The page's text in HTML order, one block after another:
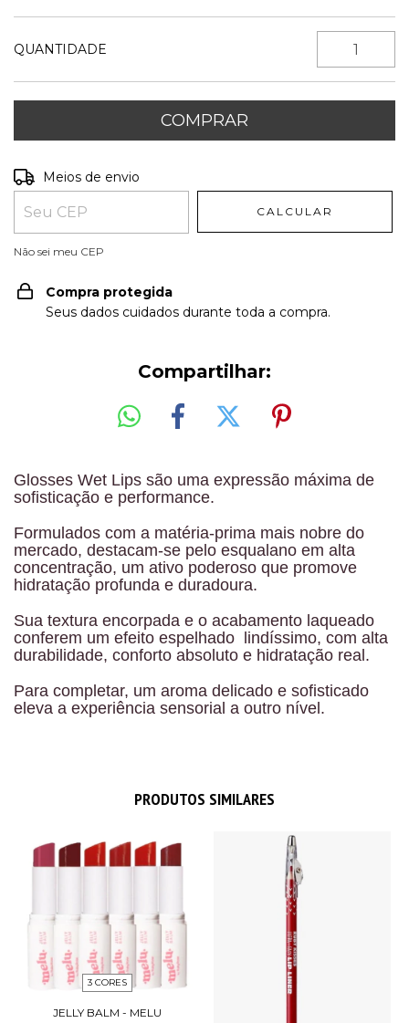
QUANTIDADE
Entregas para o CEP:
Meios de envio
CALCULAR
Não sei meu CEP
Compra protegida
Seus dados cuidados durante toda a compra.
Compartilhar:
Glosses Wet Lips são uma expressão máxima de
sofisticação e performance.
Formulados com a matéria-prima mais nobre do
mercado, destacam-se pelo esqualano em alta
concentração, um ativo poderoso que promove
hidratação profunda e duradoura.
Sua textura encorpada e o acabamento laqueado
conferem um efeito espelhado lindíssimo, com alta
durabilidade, conforto absoluto e hidratação real.
Para completar, um aroma delicado e sofisticado
eleva a experiência sensorial a outro nível.
PRODUTOS SIMILARES
3 CORES
JELLY BALM - MELU